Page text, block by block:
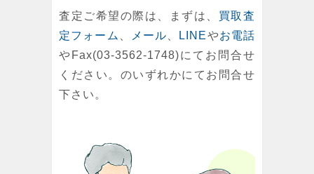
査定ご希望の際は、まずは、 買取査
定フォーム
メール LINEやお電話
やFax(03-3562-1748)にてお問合せ
ください。のいずれかにてお問合せ
下さい。